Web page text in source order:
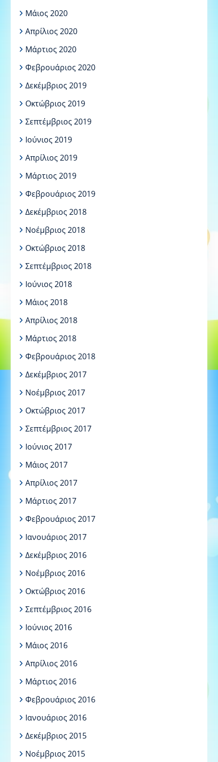
Μάιος 2020
Απρίλιος 2020
Μάρτιος 2020
Φεβρουάριος 2020
Δεκέμβριος 2019
Οκτώβριος 2019
Σεπτέμβριος 2019
Ιούνιος 2019
Απρίλιος 2019
Μάρτιος 2019
Φεβρουάριος 2019
Δεκέμβριος 2018
Νοέμβριος 2018
Οκτώβριος 2018
Σεπτέμβριος 2018
Ιούνιος 2018
Μάιος 2018
Απρίλιος 2018
Μάρτιος 2018
Φεβρουάριος 2018
Δεκέμβριος 2017
Νοέμβριος 2017
Οκτώβριος 2017
Σεπτέμβριος 2017
Ιούνιος 2017
Μάιος 2017
Απρίλιος 2017
Μάρτιος 2017
Φεβρουάριος 2017
Ιανουάριος 2017
Δεκέμβριος 2016
Νοέμβριος 2016
Οκτώβριος 2016
Σεπτέμβριος 2016
Ιούνιος 2016
Μάιος 2016
Απρίλιος 2016
Μάρτιος 2016
Φεβρουάριος 2016
Ιανουάριος 2016
Δεκέμβριος 2015
Νοέμβριος 2015